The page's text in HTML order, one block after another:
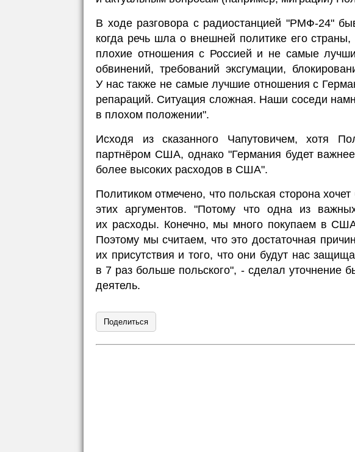
В ходе разговора с радиостанцией "РМФ-24"
когда речь шла о внешней политике его
плохие отношения с Россией и не самые
обвинений, требований эксгумации,
У нас также не самые лучшие отношения с
репараций. Ситуация сложная. Наши соседи
в плохом положении".
Исходя из сказанного Чапутовичем, хотя
партнёром США, однако "Германия будет
более высоких расходов в США".
Политиком отмечено, что польская сторона
этих аргументов. "Потому что одна из
их расходы. Конечно, мы много покупаем в
Поэтому мы считаем, что это достаточная
их присутствия и того, что они будут нас
в 7 раз больше польского", - сделал уточнение
деятель.
Поделиться